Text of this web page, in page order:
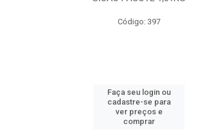
Código: 397
Faça seu login ou
cadastre-se para
ver preços e
comprar